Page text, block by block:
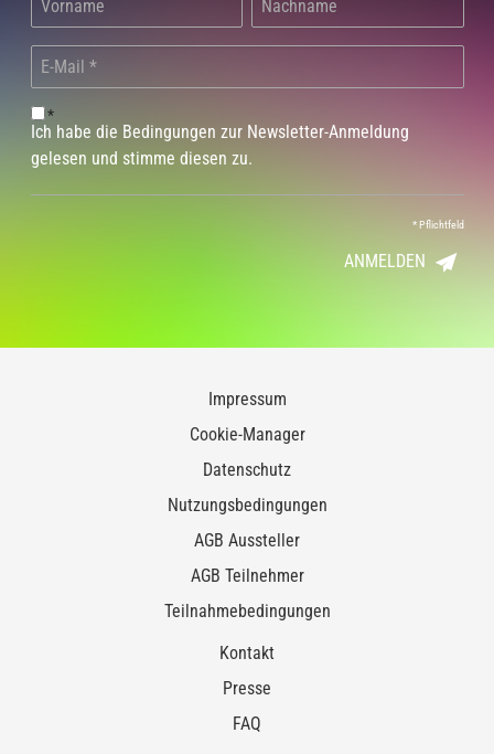
*
Ich habe die Bedingungen zur Newsletter-Anmeldung
gelesen und stimme diesen zu.
*Pflichtfeld
ANMELDEN
Impressum
Cookie-Manager
Datenschutz
Nutzungsbedingungen
AGB Aussteller
AGB Teilnehmer
Teilnahmebedingungen
Kontakt
Presse
FAQ